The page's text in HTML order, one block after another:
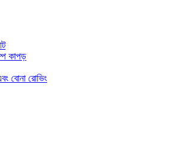
কাপড়
বোনা রোভিং